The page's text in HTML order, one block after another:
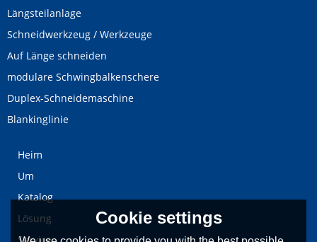
Längsteilanlage
Schneidwerkzeug / Werkzeuge
Auf Länge schneiden
modulare Schwingbalkenschere
Duplex-Schneidemaschine
Blankinglinie
Heim
Um
Katalog
Lösung
Cookie settings